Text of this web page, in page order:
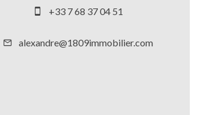
+33 7 68 37 04 51
alexandre@1809immobilier.com